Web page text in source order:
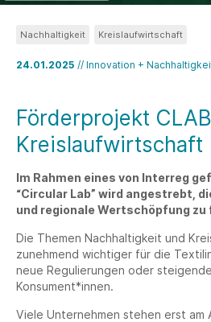
24.01.2025 // Innovation +
Nachhaltigkeit Kreislaufwirtschaft
Förderprojekt
Kreislaufwirtschaft
Im Rahmen eines von Interreg
“Circular Lab” wird angestrebt,
und regionale Wertschöpfung zu
Die Themen Nachhaltigkeit und
zunehmend wichtiger für die
neue Regulierungen oder
Konsument*innen.
Viele Unternehmen stehen erst am